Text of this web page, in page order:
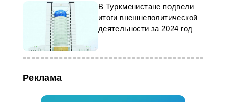
В Туркменистане подвели
итоги внешнеполитической
деятельности за 2024 год
Реклама